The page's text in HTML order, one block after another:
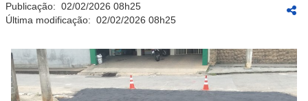
Publicação: 02/02/2026 08h25
Última modificação: 02/02/2026 08h25